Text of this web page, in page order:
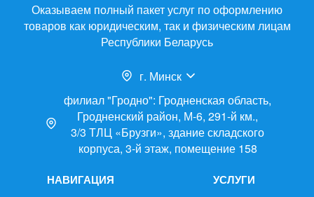
Оказываем полный пакет услуг по оформлению
товаров как юридическим, так и физическим лицам
Республики Беларусь
г. Минск
филиал "Гродно": Гродненская область,
Гродненский район, М-6, 291-й км.,
3/3 ТЛЦ «Брузги», здание складского
корпуса, 3-й этаж, помещение 158
НАВИГАЦИЯ УСЛУГИ